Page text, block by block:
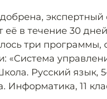
экспертный
в течение 30
три программы,
«Система
Русский язык,
Информатика, 11